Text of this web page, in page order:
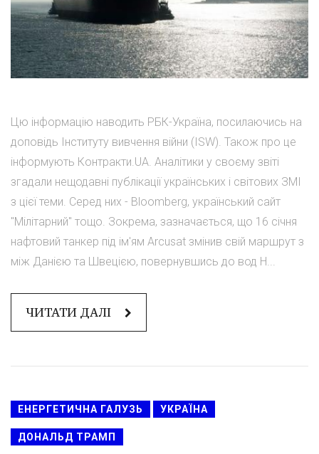
Цю інформацію наводить РБК-Україна, посилаючись на
доповідь Інституту вивчення війни (ISW). Також про це
інформують Контракти.UA. Аналітики у своєму звіті
згадали нещодавні публікації українських і світових ЗМІ
з цієї теми. Серед них - Bloomberg, український сайт
"Мілітарний" тощо. Зокрема, зазначається, що 16 січня
нафтовий танкер під ім'ям Arcusat змінив свій маршрут з
між Данією та Швецією, повернувшись до вод Н...
ЧИТАТИ ДАЛІ
ЕНЕРГЕТИЧНА ГАЛУЗЬ УКРАЇНА
ДОНАЛЬД ТРАМП